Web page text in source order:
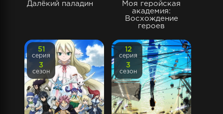
Далёкий паладин
Моя геройская
академия:
Восхождение
героев
51
серия
3
сезон
12
серия
3
сезон